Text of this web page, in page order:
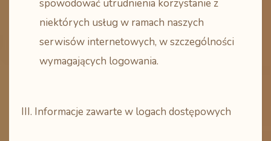
spowodować utrudnienia korzystanie z
niektórych usług w ramach naszych
serwisów internetowych, w szczególności
wymagających logowania.
III. Informacje zawarte w logach dostępowych